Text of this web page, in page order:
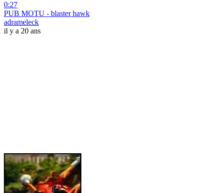
0:27
PUB MOTU - blaster hawk
adrameleck
il y a 20 ans